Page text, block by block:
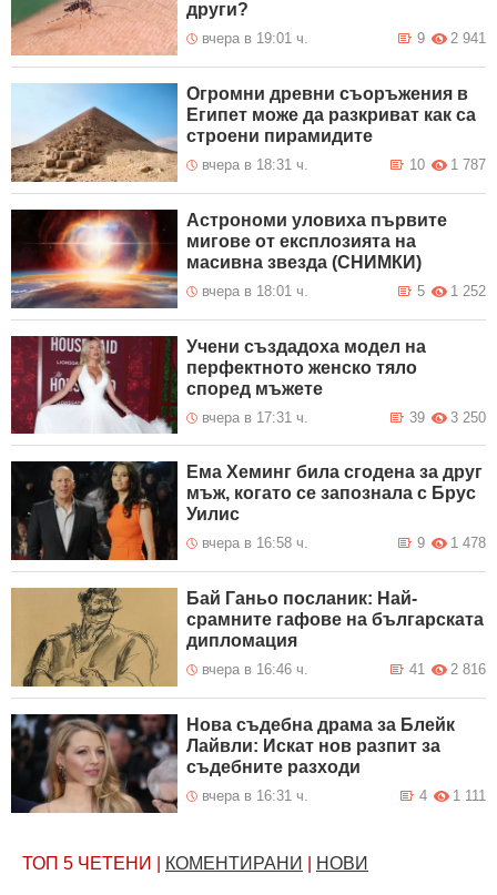
други?
вчера в 19:01 ч. 2 941
9
Огромни древни съоръжения в
Египет може да разкриват как са
строени пирамидите
вчера в 18:31 ч. 1 787
10
Астрономи уловиха първите
мигове от експлозията на
масивна звезда (СНИМКИ)
вчера в 18:01 ч. 1 252
5
Учени създадоха модел на
перфектното женско тяло
според мъжете
вчера в 17:31 ч. 3 250
39
Ема Хеминг била сгодена за друг
мъж, когато се запознала с Брус
Уилис
вчера в 16:58 ч. 1 478
9
Бай Ганьо посланик: Най-
срамните гафове на българската
дипломация
вчера в 16:46 ч. 2 816
41
Нова съдебна драма за Блейк
Лайвли: Искат нов разпит за
съдебните разходи
вчера в 16:31 ч. 1 111
4
ТОП 5 ЧЕТЕНИ КОМЕНТИРАНИ НОВИ